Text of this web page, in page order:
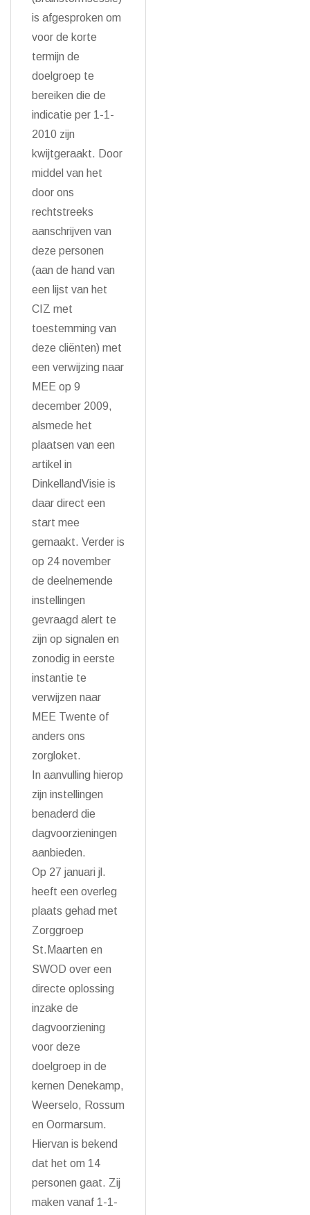
is afgesproken om
voor de korte
termijn de
doelgroep te
bereiken die de
indicatie per 1-1-
2010 zijn
kwijtgeraakt. Door
middel van het
door ons
rechtstreeks
aanschrijven van
deze personen
(aan de hand van
een lijst van het
CIZ met
toestemming van
deze cliënten) met
een verwijzing naar
MEE op 9
december 2009,
alsmede het
plaatsen van een
artikel in
DinkellandVisie is
daar direct een
start mee
gemaakt. Verder is
op 24 november
de deelnemende
instellingen
gevraagd alert te
zijn op signalen en
zonodig in eerste
instantie te
verwijzen naar
MEE Twente of
anders ons
zorgloket.
In aanvulling hierop
zijn instellingen
benaderd die
dagvoorzieningen
aanbieden.
Op 27 januari jl.
heeft een overleg
plaats gehad met
Zorggroep
St.Maarten en
SWOD over een
directe oplossing
inzake de
dagvoorziening
voor deze
doelgroep in de
kernen Denekamp,
Weerselo, Rossum
en Oormarsum.
Hiervan is bekend
dat het om 14
personen gaat. Zij
maken vanaf 1-1-